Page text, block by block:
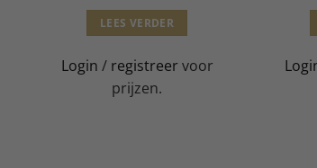
LEES VERDER
Login / registreer voor
prijzen.